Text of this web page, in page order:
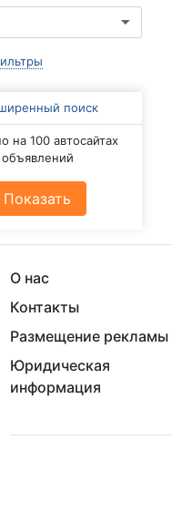
поиск
на 100 автосайтах
объявлений
Показать
О нас
Контакты
Размещение рекламы
Юридическая
информация